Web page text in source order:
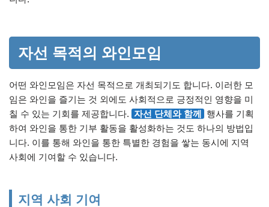
자선 목적의 와인모임
어떤 와인모임은 자선 목적으로 개최되기도 합니다. 이러한 모
임은 와인을 즐기는 것 외에도 사회적으로 긍정적인 영향을 미
칠 수 있는 기회를 제공합니다. 자선 단체와 함께
행사를 기획
하여 와인을 통한 기부 활동을 활성화하는 것도 하나의 방법입
니다. 이를 통해 와인을 통한 특별한 경험을 쌓는 동시에 지역
사회에 기여할 수 있습니다.
지역 사회 기여